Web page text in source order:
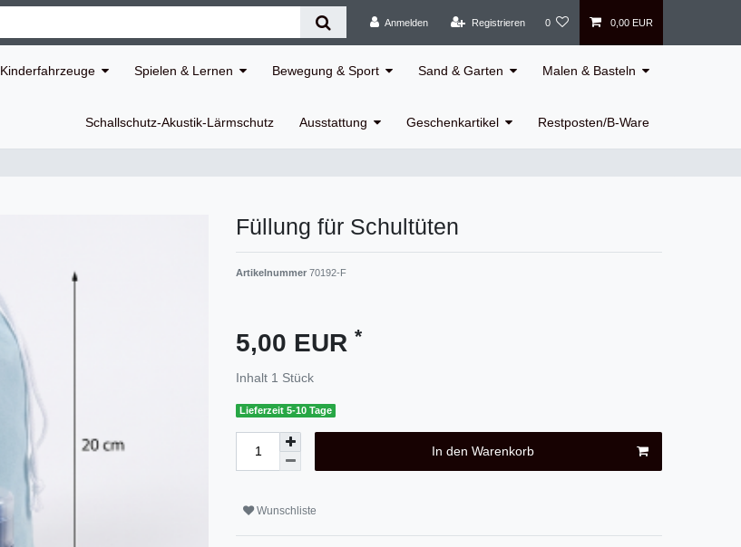
Anmelden
Registrieren 0 0,00 EUR
Kinderfahrzeuge Spielen & Lernen Bewegung & Sport Sand & Garten Malen & Basteln
Schallschutz-Akustik-Lärmschutz Ausstattung Geschenkartikel Restposten/B-Ware
Füllung für Schultüten
Artikelnummer 70192-F
5,00 EUR *
Inhalt 1 Stück
Lieferzeit 5-10 Tage
In den Warenkorb
Wunschliste